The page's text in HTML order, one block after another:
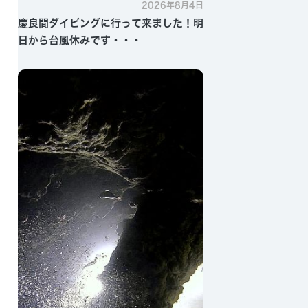
2026年8月4日
慶良間ダイビングに行って来ました！明
日から台風休みです・・・